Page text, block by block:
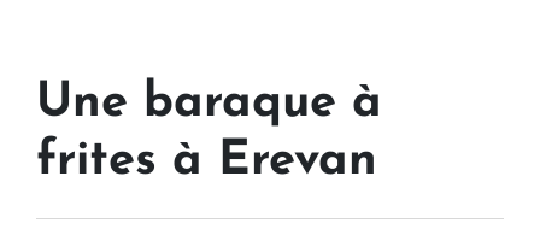
Une baraque à
frites à Erevan